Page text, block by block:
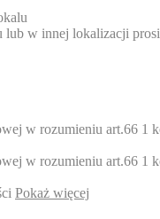
lub w innej lokalizacji
w rozumieniu art.66
w rozumieniu art.66
Pokaż więcej